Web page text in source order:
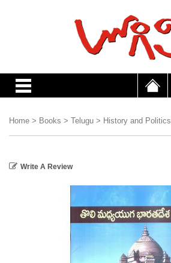
Home > Books > Telugu > History and Politics
Write A Review